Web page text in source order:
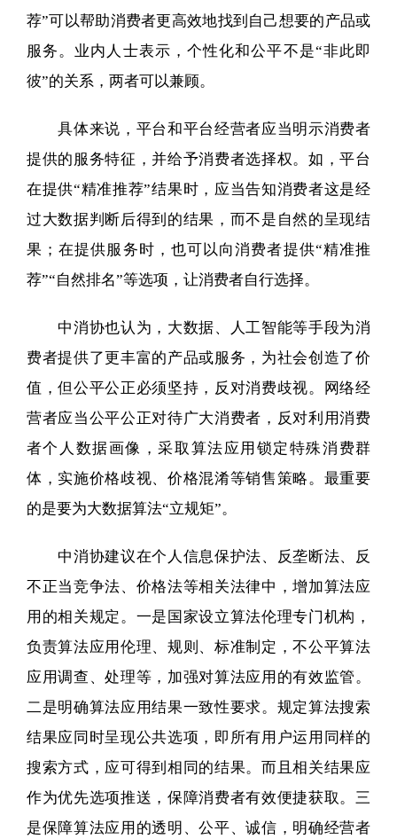
荐”可以帮助消费者更高效地找到自己想要的产品或
服务。业内人士表示，个性化和公平不是“非此即
彼”的关系，两者可以兼顾。
具体来说，平台和平台经营者应当明示消费者
提供的服务特征，并给予消费者选择权。如，平台
在提供“精准推荐”结果时，应当告知消费者这是经
过大数据判断后得到的结果，而不是自然的呈现结
果；在提供服务时，也可以向消费者提供“精准推
荐”“自然排名”等选项，让消费者自行选择。
中消协也认为，大数据、人工智能等手段为消
费者提供了更丰富的产品或服务，为社会创造了价
值，但公平公正必须坚持，反对消费歧视。网络经
营者应当公平公正对待广大消费者，反对利用消费
者个人数据画像，采取算法应用锁定特殊消费群
体，实施价格歧视、价格混淆等销售策略。最重要
的是要为大数据算法“立规矩”。
中消协建议在个人信息保护法、反垄断法、反
不正当竞争法、价格法等相关法律中，增加算法应
用的相关规定。一是国家设立算法伦理专门机构，
负责算法应用伦理、规则、标准制定，不公平算法
应用调查、处理等，加强对算法应用的有效监管。
二是明确算法应用结果一致性要求。规定算法搜索
结果应同时呈现公共选项，即所有用户运用同样的
搜索方式，应可得到相同的结果。而且相关结果应
作为优先选项推送，保障消费者有效便捷获取。三
是保障算法应用的透明、公平、诚信，明确经营者